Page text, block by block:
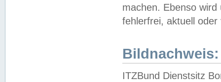
machen. Ebenso
fehlerfrei, aktuell oder
Bildnachweis:
ITZBund Dienstsitz